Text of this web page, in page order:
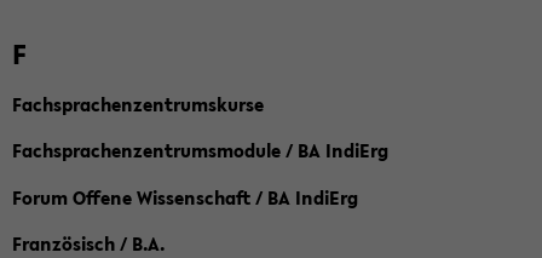
F
Fachsprachenzentrumskurse
Fachsprachenzentrumsmodule / BA IndiErg
Forum Offene Wissenschaft / BA IndiErg
Französisch / B.A.